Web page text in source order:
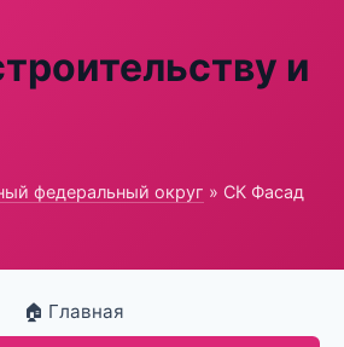
и
федеральный округ » СК Фасад
🏠 Главная